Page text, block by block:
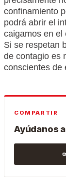
confinamiento
podrá abrir el
caigamos en
Si se respetan
de contagio es
conscientes de
COMPARTIR
Ayúdanos